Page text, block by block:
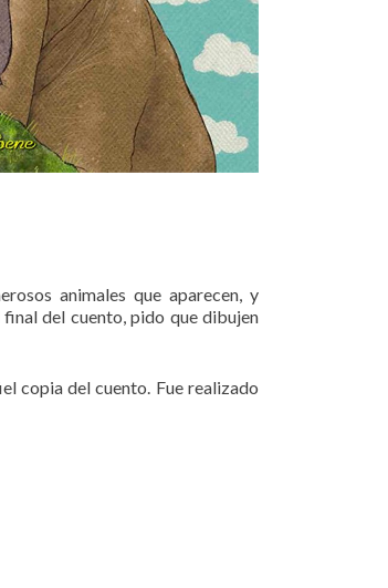
animales que aparecen, y
del cuento, pido que dibujen
copia del cuento. Fue realizado